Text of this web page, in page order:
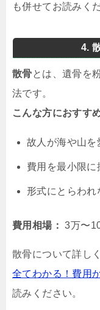
も併せてお読みく
4.
散骨とは、遺骨を
法です。
こんな方におすす
故人が海や山を
費用を最小限に
形式にとらわれ
費用相場： 3万〜
散骨について詳し
全てわかる！費用
読みください。